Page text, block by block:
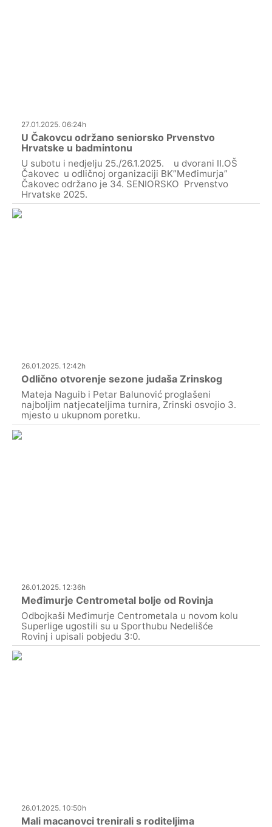
27.01.2025. 06:24h
U Čakovcu održano seniorsko Prvenstvo
Hrvatske u badmintonu
U subotu i nedjelju 25./26.1.2025. u dvorani II.OŠ
Čakovec u odličnoj organizaciji BK”Međimurja”
Čakovec održano je 34. SENIORSKO Prvenstvo
Hrvatske 2025.
26.01.2025. 12:42h
Odlično otvorenje sezone judaša Zrinskog
Mateja Naguib i Petar Balunović proglašeni
najboljim natjecateljima turnira, Zrinski osvojio 3.
mjesto u ukupnom poretku.
26.01.2025. 12:36h
Međimurje Centrometal bolje od Rovinja
Odbojkaši Međimurje Centrometala u novom kolu
Superlige ugostili su u Sporthubu Nedelišće
Rovinj i upisali pobjedu 3:0.
26.01.2025. 10:50h
Mali macanovci trenirali s roditeljima